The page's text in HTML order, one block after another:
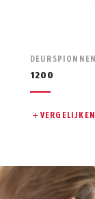
DEURSPIONNEN
1200
VERGELIJKEN